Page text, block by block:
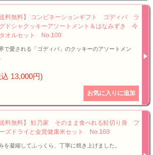
送料無料】 コンビネーションギフト ゴディバ ラ
ドシャクッキーアソートメント＆はなみずき 今
オルセット No.100
で愛される「ゴディバ」のクッキーのアソートメン
13,000円)
送料無料】 鮭乃家 そのまま食べれる鮭切り身 フ
ズドライと金賞健康米セット No.160
を凝縮してふっくら、丁寧に焼き上げました。